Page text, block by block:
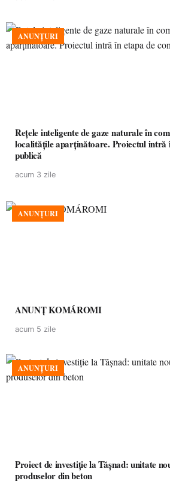
ANUNȚURI
Rețele inteligente de gaze naturale în
localitățile aparținătoare. Proiectul intră
publică
acum 3 zile
ANUNȚURI
ANUNȚ KOMÁROMI
acum 5 zile
ANUNȚURI
Proiect de investiție la Tășnad: unitate
produselor din beton